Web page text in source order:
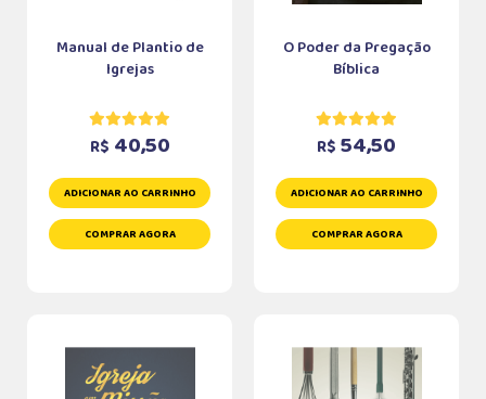
Manual de Plantio de
Igrejas
R$ 40,50
ADICIONAR AO CARRINHO
COMPRAR AGORA
O Poder da Pregação
Bíblica
R$ 54,50
ADICIONAR AO CARRINHO
COMPRAR AGORA